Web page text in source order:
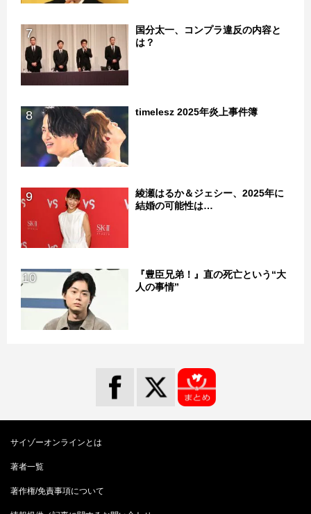
7
国分太一、コンプラ違反の内容と
は？
8 timelesz 2025年炎上事件簿
9
綾瀬はるか＆ジェシー、2025年に
結婚の可能性は…
10
『豊臣兄弟！』直の死亡という“大
人の事情”
サイゾーオンラインとは
著者一覧
著作権/免責事項について